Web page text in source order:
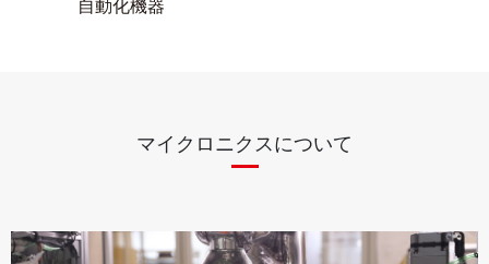
自動化機器
マイクロニクスについて